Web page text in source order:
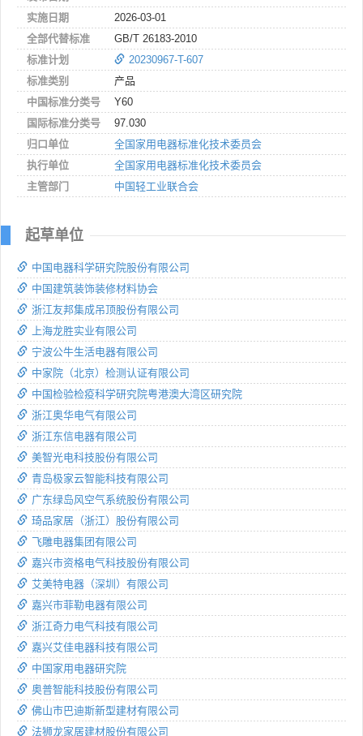
实施日期
2026-03-01
全部代替标准
GB/T 26183-2010
标准计划
20230967-T-607
标准类别
产品
中国标准分类号
Y60
国际标准分类号
97.030
归口单位
全国家用电器标准化技术委员会
执行单位
全国家用电器标准化技术委员会
主管部门
中国轻工业联合会
起草单位
中国电器科学研究院股份有限公司
中国建筑装饰装修材料协会
浙江友邦集成吊顶股份有限公司
上海龙胜实业有限公司
宁波公牛生活电器有限公司
中家院（北京）检测认证有限公司
中国检验检疫科学研究院粤港澳大湾区研究院
浙江奥华电气有限公司
浙江东信电器有限公司
美智光电科技股份有限公司
青岛极家云智能科技有限公司
广东绿岛风空气系统股份有限公司
琦品家居（浙江）股份有限公司
飞雕电器集团有限公司
嘉兴市资格电气科技股份有限公司
艾美特电器（深圳）有限公司
嘉兴市菲勒电器有限公司
浙江奇力电气科技有限公司
嘉兴艾佳电器科技有限公司
中国家用电器研究院
奥普智能科技股份有限公司
佛山市巴迪斯新型建材有限公司
法狮龙家居建材股份有限公司